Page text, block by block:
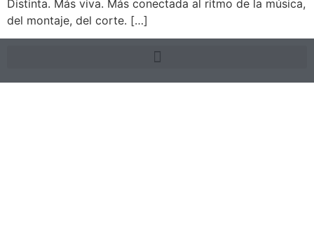
Distinta. Más viva. Más conectada al ritmo de la música,
del montaje, del corte. […]